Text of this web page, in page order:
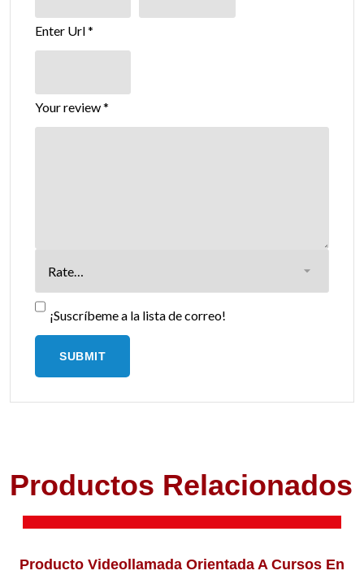
Enter Url*
Your review*
¡Suscríbeme a la lista de correo!
Productos Relacionados
Producto Videollamada Orientada A Cursos En